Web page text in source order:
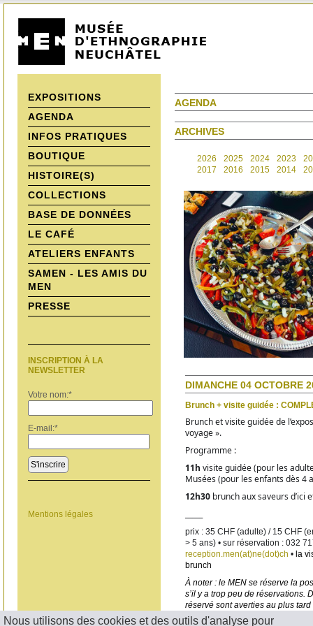
Nous utilisons des cookies et des outils d'analyse pour
EXPOSITIONS
AGENDA
INFOS PRATIQUES
BOUTIQUE
HISTOIRE(S)
COLLECTIONS
BASE DE DONNÉES
LE CAFÉ
ATELIERS ENFANTS
SAMEN - LES AMIS DU
MEN
PRESSE
INSCRIPTION À LA
NEWSLETTER
Votre nom:*
E-mail:*
S'inscrire
Mentions légales
AGENDA
ARCHIVES
2026 2025 2024 2023
2017
2016 2015 2014
DIMANCHE 04 OCTOBRE
Brunch + visite guidée :
Brunch et visite guidée de
voyage ».
Programme :
11h visite guidée (pour les
Musées (pour les enfants dès 4
12h30 brunch aux saveurs d’ici
prix : 35 CHF (adulte) / 15 CHF
reception.men(at)ne(dot)ch • la
brunch
À noter : le MEN se réserve la
s’il y a trop peu de réservations.
réservé sont averties au plus tard
< RETOUR